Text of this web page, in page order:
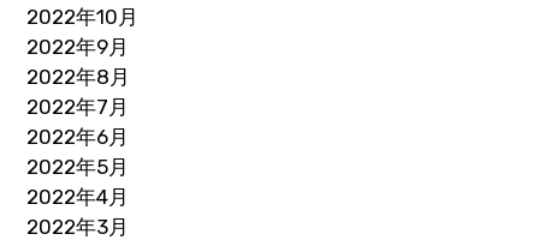
2022年10月
2022年9月
2022年8月
2022年7月
2022年6月
2022年5月
2022年4月
2022年3月